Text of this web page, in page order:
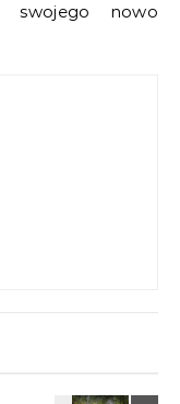
swojego nowo